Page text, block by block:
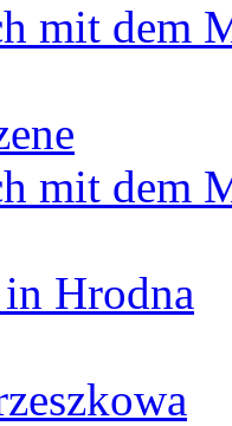
mit dem
mit dem
Hrodna